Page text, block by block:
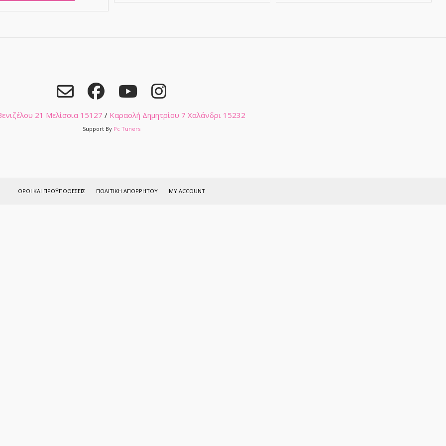
21 Μελίσσια 15127 / Καραολή Δημητρίου 7 Χαλάνδρι 15232
Support By Pc Tuners
ΌΡΟΙ ΚΑΙ ΠΡΟΫΠΟΘΈΣΕΙΣ ΠΟΛΙΤΙΚΉ ΑΠΟΡΡΉΤΟΥ MY ACCOUNT